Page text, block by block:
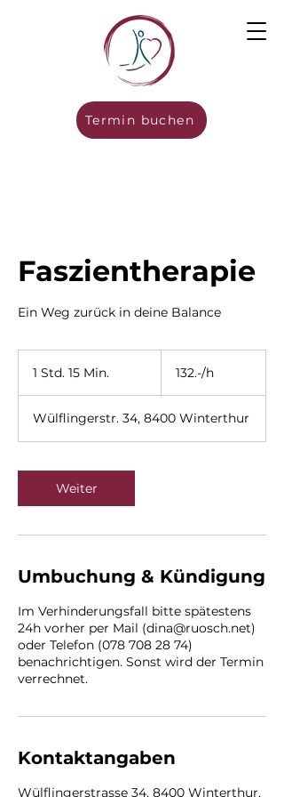
Termin buchen
Faszientherapie
Ein Weg zurück in deine Balance
1 Std. 15 Min.
d
1
M
n
132.-/h
Wülflingerstr. 34, 8400 Winterthur
Weiter
Umbuchung & Kündigung
Im Verhinderungsfall bitte spätestens
24h vorher per Mail (dina@ruosch.net)
oder Telefon (078 708 28 74)
benachrichtigen. Sonst wird der Termin
verrechnet.
Kontaktangaben
Wülflingerstrasse 34, 8400 Winterthur,